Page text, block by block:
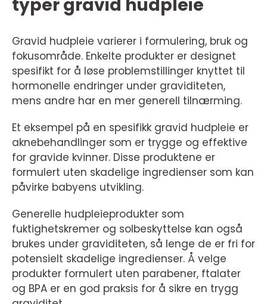
typer gravid hudpleie
Gravid hudpleie varierer i formulering, bruk og
fokusområde. Enkelte produkter er designet
spesifikt for å løse problemstillinger knyttet til
hormonelle endringer under graviditeten,
mens andre har en mer generell tilnærming.
Et eksempel på en spesifikk gravid hudpleie er
aknebehandlinger som er trygge og effektive
for gravide kvinner. Disse produktene er
formulert uten skadelige ingredienser som kan
påvirke babyens utvikling.
Generelle hudpleieprodukter som
fuktighetskremer og solbeskyttelse kan også
brukes under graviditeten, så lenge de er fri for
potensielt skadelige ingredienser. Å velge
produkter formulert uten parabener, ftalater
og BPA er en god praksis for å sikre en trygg